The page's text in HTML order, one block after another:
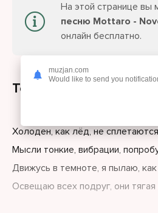
На этой странице вы
песню Mottaro -
онлайн бесплатно.
Текст песни
Холоден, как лёд, не
Мысли тонкие, вибрации,
Движусь в темноте, я пылаю,
Освещаю всех подруг, они тягая
muzjan.com
Would like to send you